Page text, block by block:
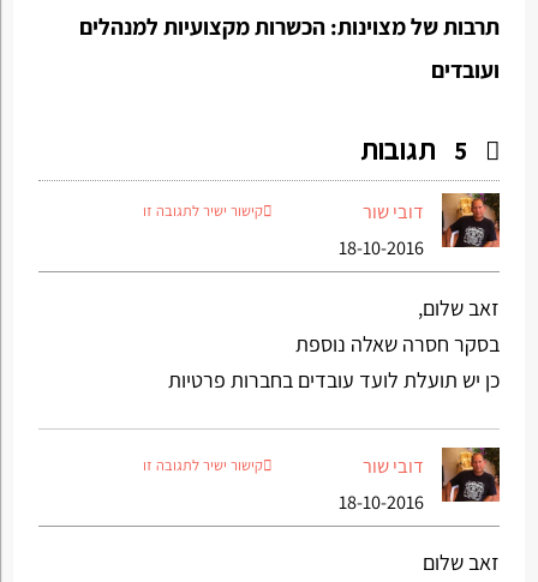
תרבות של מצוינות: הכשרות מקצועיות למנהלים
ועובדים
5 תגובות
דובי שור
18-10-2016
קישור ישיר לתגובה זו
זאב שלום,
בסקר חסרה שאלה נוספת
כן יש תועלת לועד עובדים בחברות פרטיות
דובי שור
18-10-2016
קישור ישיר לתגובה זו
זאב שלום